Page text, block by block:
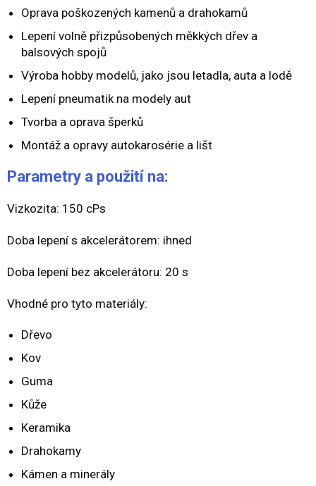
Oprava poškozených kamenů a drahokamů
Lepení volně přizpůsobených měkkých dřev a
balsových spojů
Výroba hobby modelů, jako jsou letadla, auta a lodě
Lepení pneumatik na modely aut
Tvorba a oprava šperků
Montáž a opravy autokarosérie a lišt
Parametry a použití na:
Vizkozita: 150 cPs
Doba lepení s akcelerátorem: ihned
Doba lepení bez akcelerátoru: 20 s
Vhodné pro tyto materiály:
Dřevo
Kov
Guma
Kůže
Keramika
Drahokamy
Kámen a minerály